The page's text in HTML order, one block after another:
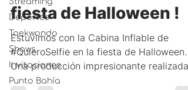
Deportes
Taekwondo
Shows
Invitaciones
Punto Bahía
Patricio Peñas
La Cabina Inflable en la
fiesta de Halloween !
Estuvimos con la Cabina Inflable de